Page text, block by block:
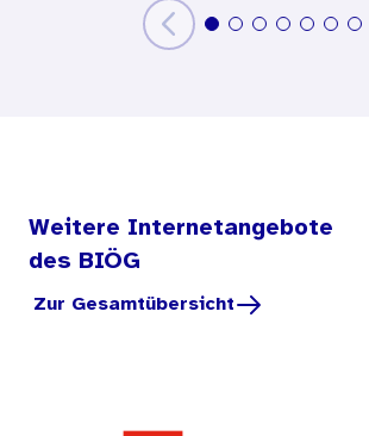
Weitere Internetangebote
des BIÖG
Zur Gesamtübersicht